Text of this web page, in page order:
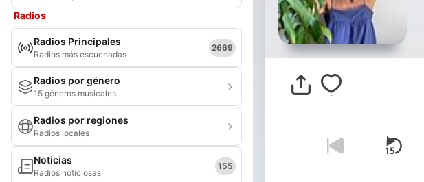
Radios
Radios Principales
Radios más escuchadas
2669
Radios por género
15 géneros musicales
Radios por regiones
Radios locales
Noticias
Radios noticiosas
155